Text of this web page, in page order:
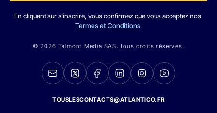
En cliquant sur s'inscrire, vous confirmez que vous acceptez nos
Termes et Conditions
© 2026 Talmont Media SAS. tous droits réservés.
TOUSLESCONTACTS@ATLANTICO.FR